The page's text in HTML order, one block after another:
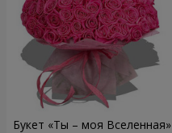
Букет «Ты – моя Вселенная»